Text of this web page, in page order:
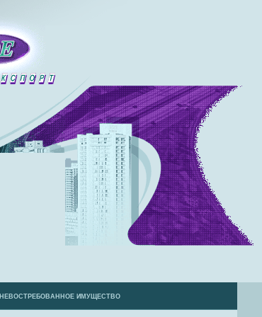
НЕВОСТРЕБОВАННОЕ ИМУЩЕСТВО